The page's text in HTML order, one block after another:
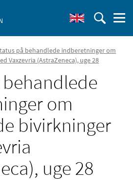
på behandlede indberetninger om
Vaxzevria (AstraZeneca), uge 28
om
bivirkninger
uge 28